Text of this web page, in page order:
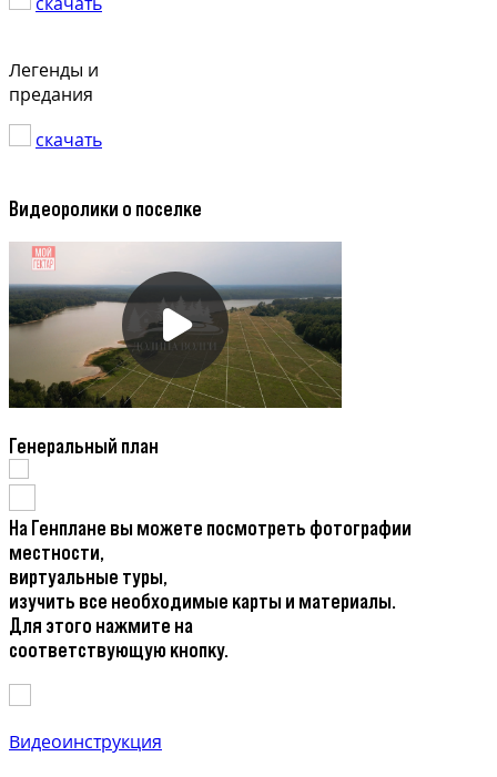
Легенды и
предания
скачать
Видеоролики о поселке
Генеральный план
На Генплане вы можете посмотреть фотографии
местности,
виртуальные туры,
изучить все необходимые карты и материалы.
Для этого нажмите на
соответствующую кнопку.
Видеоинструкция